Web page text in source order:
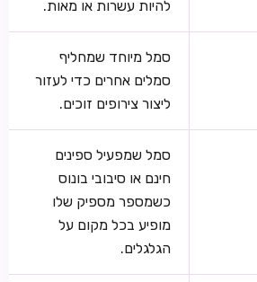
להיות עשרות או מאות.
סמל מיוחד שמחליף
סמלים אחרים כדי לעזור
ליצור צירופים זוכים.
סמל שמפעיל ספינים
חינם או סיבובי בונוס
כשמספר מספיק שלו
מופיע בכל מקום על
הגלגלים.